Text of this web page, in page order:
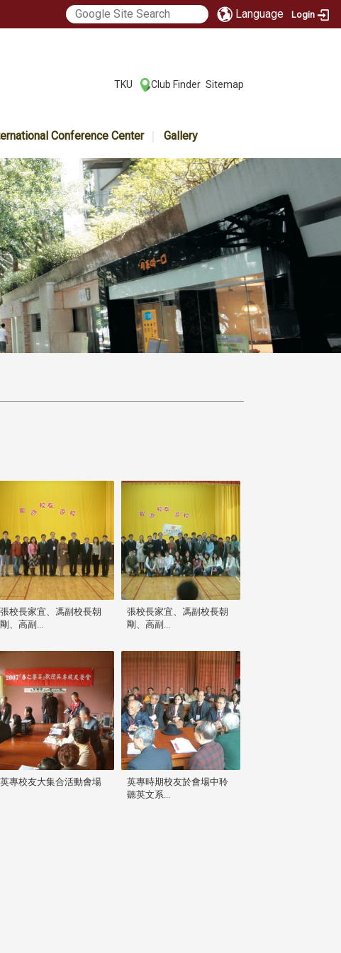
Language Login
TKU Club Finder Sitemap
Conference Center Gallery
張校長家宜、馮副校長朝
剛、高副...
張校長家宜、馮副校長朝
剛、高副...
英專校友大集合活動會場
英專時期校友於會場中聆
聽英文系...